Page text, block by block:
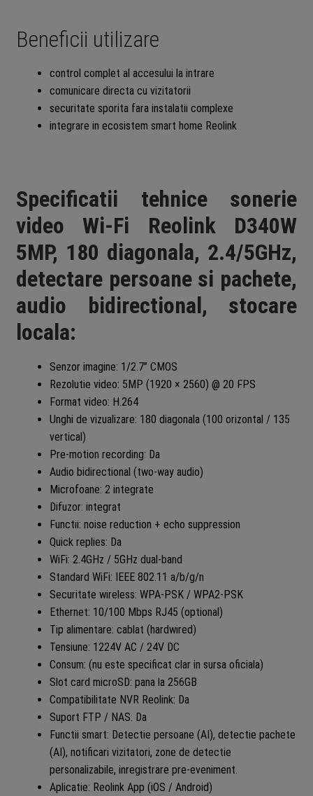
Beneficii utilizare
control complet al accesului la intrare
comunicare directa cu vizitatorii
securitate sporita fara instalatii complexe
integrare in ecosistem smart home Reolink
Specificatii tehnice sonerie
video Wi-Fi Reolink D340W
5MP, 180 diagonala, 2.4/5GHz,
detectare persoane si pachete,
audio bidirectional, stocare
locala:
Senzor imagine: 1/2.7” CMOS
Rezolutie video: 5MP (1920 × 2560) @ 20 FPS
Format video: H.264
Unghi de vizualizare: 180 diagonala (100 orizontal / 135
vertical)
Pre-motion recording: Da
Audio bidirectional (two-way audio)
Microfoane: 2 integrate
Difuzor: integrat
Functii: noise reduction + echo suppression
Quick replies: Da
WiFi: 2.4GHz / 5GHz dual-band
Standard WiFi: IEEE 802.11 a/b/g/n
Securitate wireless: WPA-PSK / WPA2-PSK
Ethernet: 10/100 Mbps RJ45 (optional)
Tip alimentare: cablat (hardwired)
Tensiune: 1224V AC / 24V DC
Consum: (nu este specificat clar in sursa oficiala)
Slot card microSD: pana la 256GB
Compatibilitate NVR Reolink: Da
Suport FTP / NAS: Da
Functii smart: Detectie persoane (AI), detectie pachete
(AI), notificari vizitatori, zone de detectie
personalizabile, inregistrare pre-eveniment.
Aplicatie: Reolink App (iOS / Android)